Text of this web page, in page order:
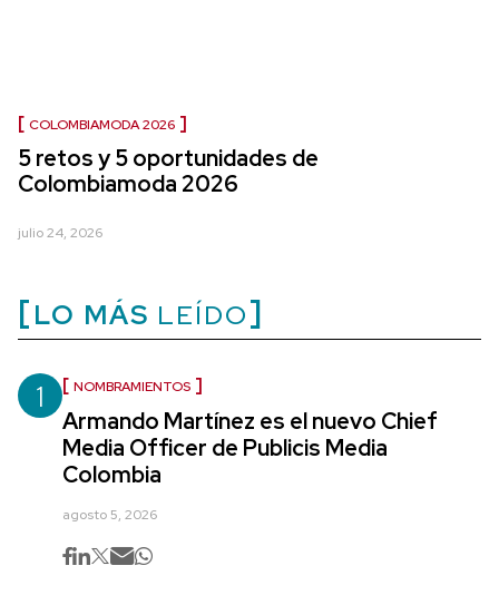
COLOMBIAMODA 2026
5 retos y 5 oportunidades de
Colombiamoda 2026
julio 24, 2026
LO MÁS LEÍDO
1 NOMBRAMIENTOS
Armando Martínez es el nuevo Chief
Media Officer de Publicis Media
Colombia
agosto 5, 2026